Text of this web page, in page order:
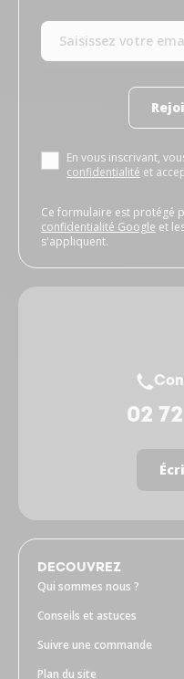
En vous inscrivant,
confidentialité et
Ce formulaire est protégé
confidentialité Google et
s'appliquent.
02
DECOUVREZ
Qui sommes nous ?
Conseils et astuces
Suivre une commande
Plan du site